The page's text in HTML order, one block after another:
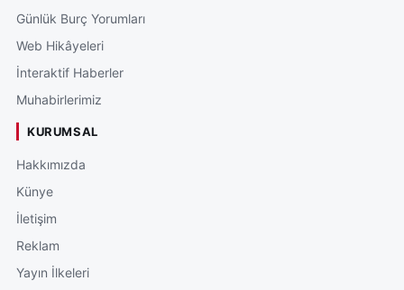
Günlük Burç Yorumları
Web Hikâyeleri
İnteraktif Haberler
Muhabirlerimiz
KURUMSAL
Hakkımızda
Künye
İletişim
Reklam
Yayın İlkeleri